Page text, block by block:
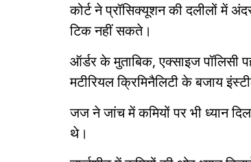
कोर्ट ने प्रॉसिक्यूशन की दलीलों में
टिक नहीं सकते।
ऑर्डर के मुताबिक, एक्साइज
मटीरियल क्रिमिनैलिटी के बजाय
जज ने जांच में कमियों पर भी ध्यान
थे।